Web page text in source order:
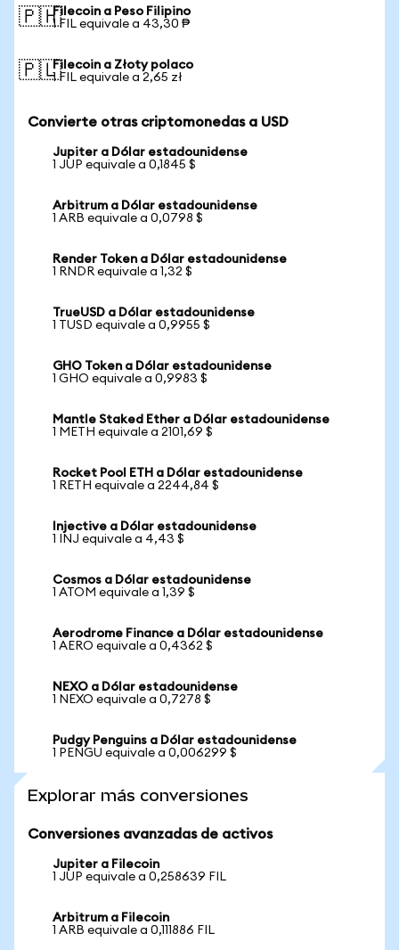
🇵🇭Filecoin a Peso Filipino
1 FIL equivale a 43,30 ₱
🇵🇱Filecoin a Złoty polaco
1 FIL equivale a 2,65 zł
Convierte otras criptomonedas a USD
Jupiter a Dólar estadounidense
1 JUP equivale a 0,1845 $
Arbitrum a Dólar estadounidense
1 ARB equivale a 0,0798 $
Render Token a Dólar estadounidense
1 RNDR equivale a 1,32 $
TrueUSD a Dólar estadounidense
1 TUSD equivale a 0,9955 $
GHO Token a Dólar estadounidense
1 GHO equivale a 0,9983 $
Mantle Staked Ether a Dólar estadounidense
1 METH equivale a 2101,69 $
Rocket Pool ETH a Dólar estadounidense
1 RETH equivale a 2244,84 $
Injective a Dólar estadounidense
1 INJ equivale a 4,43 $
Cosmos a Dólar estadounidense
1 ATOM equivale a 1,39 $
Aerodrome Finance a Dólar estadounidense
1 AERO equivale a 0,4362 $
NEXO a Dólar estadounidense
1 NEXO equivale a 0,7278 $
Pudgy Penguins a Dólar estadounidense
1 PENGU equivale a 0,006299 $
Explorar más conversiones
Conversiones avanzadas de activos
Jupiter a Filecoin
1 JUP equivale a 0,258639 FIL
Arbitrum a Filecoin
1 ARB equivale a 0,111886 FIL